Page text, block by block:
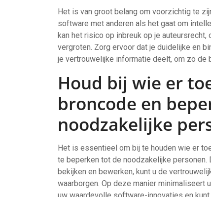
Het is van groot belang om voorzichtig te
software met anderen als het gaat om
kan het risico op inbreuk op je
vergroten. Zorg ervoor dat je duidelijke en
je vertrouwelijke informatie deelt, om zo de
Houd bij wie er
broncode en
noodzakelijke
Het is essentieel om bij te houden wie er
te beperken tot de noodzakelijke
bekijken en bewerken, kunt u de
waarborgen. Op deze manier